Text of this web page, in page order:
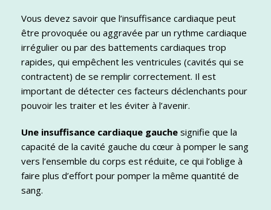
Vous devez savoir que l’insuffisance cardiaque peut
être provoquée ou aggravée par un rythme cardiaque
irrégulier ou par des battements cardiaques trop
rapides, qui empêchent les ventricules (cavités qui se
contractent) de se remplir correctement. Il est
important de détecter ces facteurs déclenchants pour
pouvoir les traiter et les éviter à l’avenir.
Une insuffisance cardiaque gauche signifie que la
capacité de la cavité gauche du cœur à pomper le sang
vers l’ensemble du corps est réduite, ce qui l’oblige à
faire plus d’effort pour pomper la même quantité de
sang.